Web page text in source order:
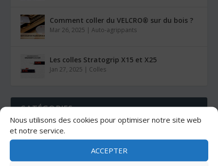
Nous utilisons des cookies pour optimiser notre site web
et notre service.
ACCEPTER
Comment coller du VELCRO® sur du bois ?
Mar 26, 2025 |Auto-agrippants
Les colles Stratogrip X15 et X25
Jan 27, 2025 | Colles
CATÉGORIES
ADHÉSIFS AUTO-AGRIPPANTS
BUTÉES ADHÉSIVES COIN TECHNIQUE